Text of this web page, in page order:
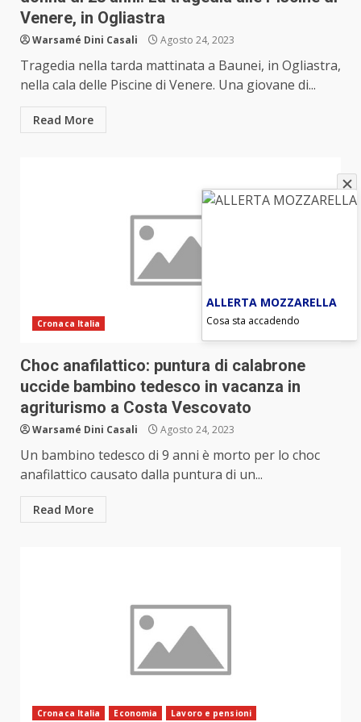
Venere, in Ogliastra
Warsamé Dini Casali Agosto 24, 2023
Tragedia nella tarda mattinata a Baunei, in Ogliastra,
nella cala delle Piscine di Venere. Una giovane di...
Read More
Cronaca Italia
Choc anafilattico: puntura di calabrone
uccide bambino tedesco in vacanza in
agriturismo a Costa Vescovato
Warsamé Dini Casali Agosto 24, 2023
Un bambino tedesco di 9 anni è morto per lo choc
anafilattico causato dalla puntura di un...
Read More
Cronaca Italia Economia Lavoro e pensioni
ALLERTA MOZZARELLA
Cosa sta accadendo